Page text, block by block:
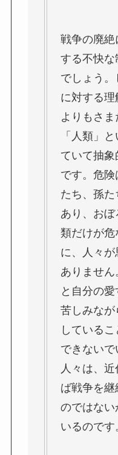
戦争の廃
する不快な
でしょう
に対する
よりもさま
「人類」
ていて抽象
です。危険
たち、孫
あり、おぼ
類だけが危
に、人々
ありませ
と自分の愛
苦しみなが
している
できない
人々は、
ば戦争を
のではない
いるのです